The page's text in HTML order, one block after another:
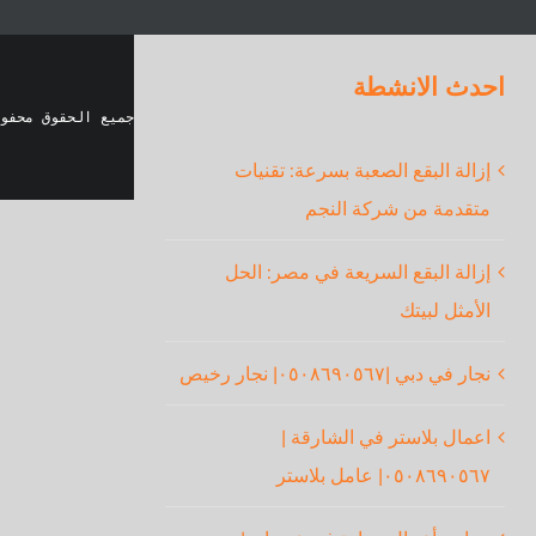
احدث الانشطة
إزالة البقع الصعبة بسرعة: تقنيات
متقدمة من شركة النجم
إزالة البقع السريعة في مصر: الحل
الأمثل لبيتك
نجار في دبي |٠٥٠٨٦٩٠٥٦٧| نجار رخيص
اعمال بلاستر في الشارقة |
٠٥٠٨٦٩٠٥٦٧| عامل بلاستر
جميع الحقوق